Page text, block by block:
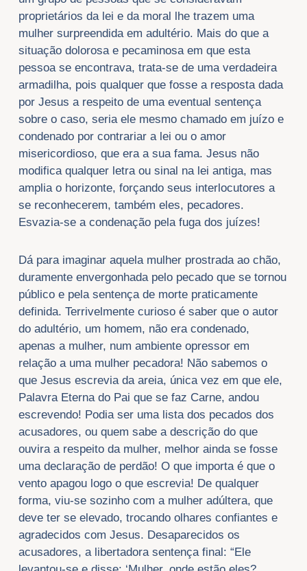
proprietários da lei e da moral lhe trazem uma
mulher surpreendida em adultério. Mais do que a
situação dolorosa e pecaminosa em que esta
pessoa se encontrava, trata-se de uma verdadeira
armadilha, pois qualquer que fosse a resposta dada
por Jesus a respeito de uma eventual sentença
sobre o caso, seria ele mesmo chamado em juízo e
condenado por contrariar a lei ou o amor
misericordioso, que era a sua fama. Jesus não
modifica qualquer letra ou sinal na lei antiga, mas
amplia o horizonte, forçando seus interlocutores a
se reconhecerem, também eles, pecadores.
Esvazia-se a condenação pela fuga dos juízes!
Dá para imaginar aquela mulher prostrada ao chão,
duramente envergonhada pelo pecado que se tornou
público e pela sentença de morte praticamente
definida. Terrivelmente curioso é saber que o autor
do adultério, um homem, não era condenado,
apenas a mulher, num ambiente opressor em
relação a uma mulher pecadora! Não sabemos o
que Jesus escrevia da areia, única vez em que ele,
Palavra Eterna do Pai que se faz Carne, andou
escrevendo! Podia ser uma lista dos pecados dos
acusadores, ou quem sabe a descrição do que
ouvira a respeito da mulher, melhor ainda se fosse
uma declaração de perdão! O que importa é que o
vento apagou logo o que escrevia! De qualquer
forma, viu-se sozinho com a mulher adúltera, que
deve ter se elevado, trocando olhares confiantes e
agradecidos com Jesus. Desaparecidos os
acusadores, a libertadora sentença final: “Ele